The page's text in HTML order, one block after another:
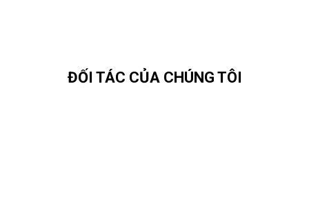
ĐỐI TÁC CỦA CHÚNG TÔI